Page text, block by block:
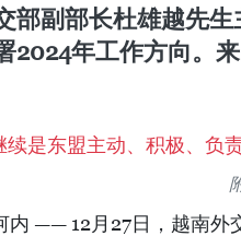
部副部长杜雄越先
2024年工作方向。
内 —— 12月27日，越南外